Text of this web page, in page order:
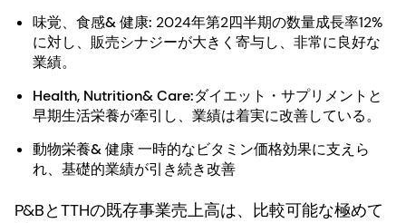
味覚、食感& 健康: 2024年第2四半期の数量成長率12%
に対し、販売シナジーが大きく寄与し、非常に良好な
業績。
Health, Nutrition& Care:ダイエット・サプリメントと
早期生活栄養が牽引し、業績は着実に改善している。
動物栄養& 健康一時的なビタミン価格効果に支えら
れ、基礎的業績が引き続き改善
P&BとTTHの既存事業売上高は、比較可能な極めて